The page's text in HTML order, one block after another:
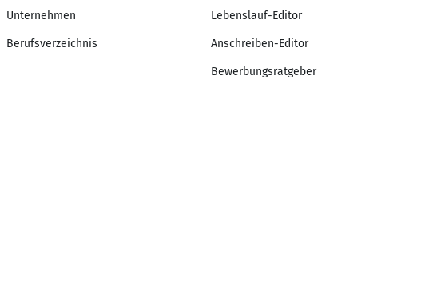
Unternehmen
Berufsverzeichnis
Lebenslauf-Editor
Anschreiben-Editor
Bewerbungsratgeber